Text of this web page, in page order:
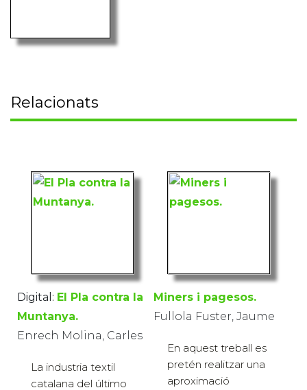
Relacionats
Digital: El Pla contra la
Muntanya.
Enrech Molina, Carles
La industria textil
catalana del último
Miners i pagesos.
Fullola Fuster, Jaume
En aquest treball es
pretén realitzar una
aproximació